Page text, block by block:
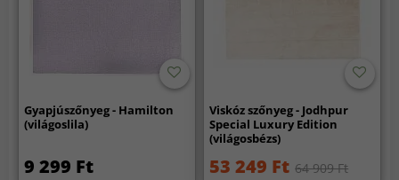
Gyapjúszőnyeg - Hamilton
(világoslila)
9 299 Ft
Viskóz szőnyeg - Jodhpur
Special Luxury Edition
(világosbézs)
53 249 Ft 64 909 Ft